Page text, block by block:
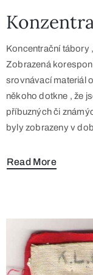
Koncentrační tábory
Zobrazená
srovnávací materiál
někoho dotkne , že
příbuzných či
byly zobrazeny v
Read More